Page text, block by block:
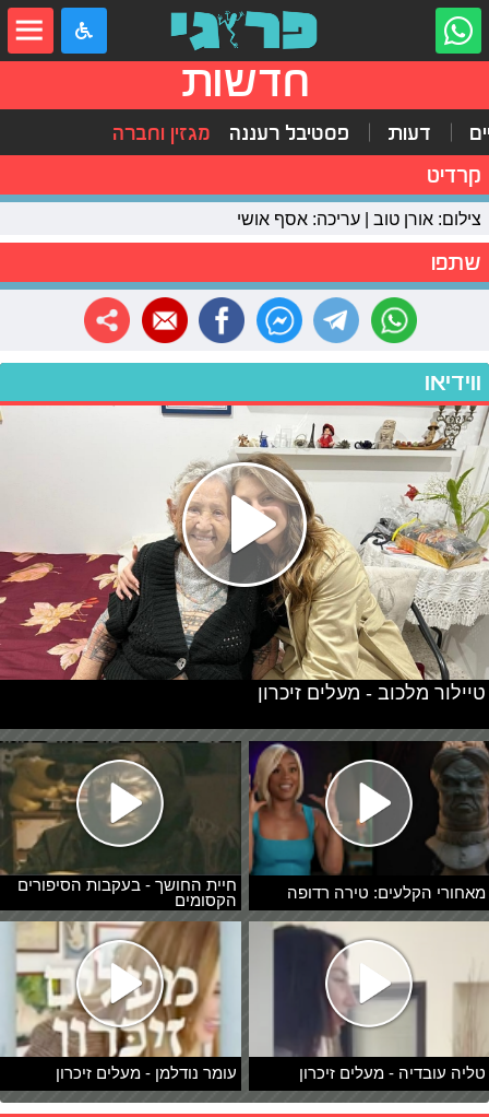
חדשות
דעות פסטיבל רעננה מגזין וחברה
קרדיט
צילום: אורן טוב | עריכה: אסף אושי
שתפו
ווידיאו
מאחורי הקלעים: טירה רדופה
חיית החושך - בעקבות הסיפורים
הקסומים
טליה עובדיה - מעלים זיכרון עומר נודלמן - מעלים זיכרון
טיילור מלכוב - מעלים זיכרון